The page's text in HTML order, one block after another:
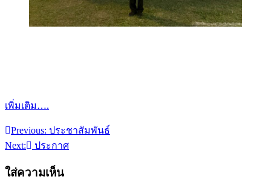
เพิ่มเติม….
แนะแนว
Previous: ประชาสัมพันธ์
Next:
ประกาศ
ใส่ความเห็น